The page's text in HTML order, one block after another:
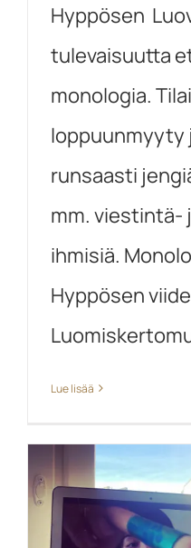
Hyppösen
tulevaisuutta
monologia.
loppuunmyyty
runsaasti
mm. viestintä-
ihmisiä.
Hyppösen
Lue lisää